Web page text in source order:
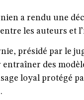
a rendu une
les auteurs et
présidé par le
des
loyal protégé